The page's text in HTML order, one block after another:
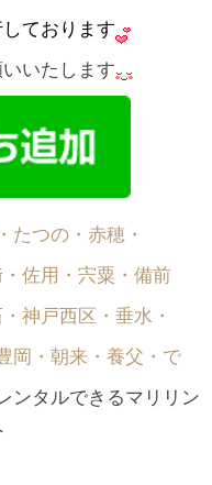
ております
いたします
たつの・赤穂・
佐用・宍粟・備前
神戸西区・垂水・
岡・朝来・養父・で゙
ンタルできるマリリン